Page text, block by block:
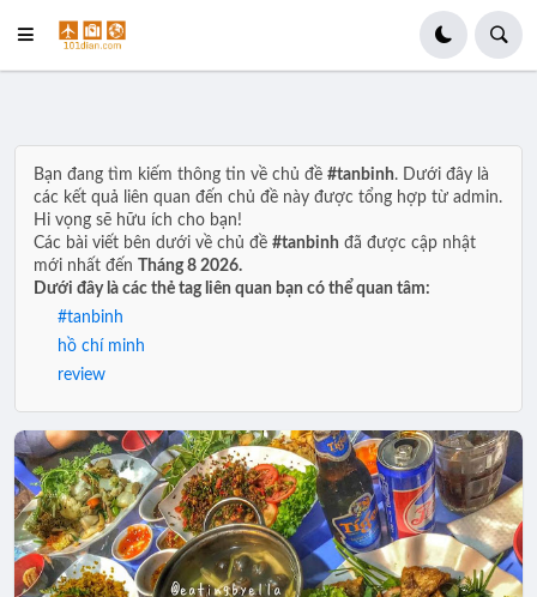
Bạn đang tìm kiếm thông tin về chủ đề#tanbinh. Dưới đây là
các kết quả liên quan đến chủ đề này được tổng hợp từ admin.
Hi vọng sẽ hữu ích cho bạn!
Các bài viết bên dưới về chủ đề#tanbinh đã được cập nhật
mới nhất đếnTháng 8 2026.
Dưới đây là các thẻ tag liên quan bạn có thể quan tâm:
#tanbinh
hồ chí minh
review